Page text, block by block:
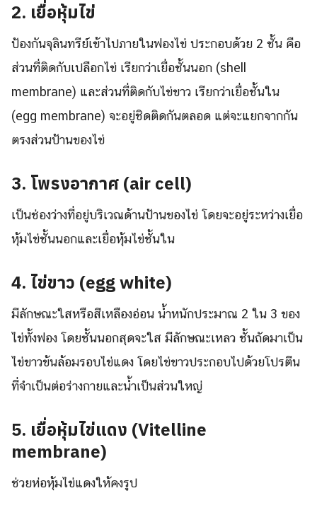
2. เยื่อหุ้มไข่
ป้องกันจุลินทรีย์เข้าไปภายในฟองไข่ ประกอบด้วย 2 ชั้น คือ
ส่วนที่ติดกับเปลือกไข่ เรียกว่าเยื่อชั้นนอก (shell
membrane) และส่วนที่ติดกับไข่ขาว เรียกว่าเยื่อชั้นใน
(egg membrane) จะอยู่ชิดติดกันตลอด แต่จะแยกจากกัน
ตรงส่วนป้านของไข่
3. โพรงอากาศ (air cell)
เป็นช่องว่างที่อยู่บริเวณด้านป้านของไข่ โดยจะอยู่ระหว่างเยื่อ
หุ้มไข่ชั้นนอกและเยื่อหุ้มไข่ชั้นใน
4. ไข่ขาว (egg white)
มีลักษณะใสหรือสีเหลืองอ่อน น้ำหนักประมาณ 2 ใน 3 ของ
ไข่ทั้งฟอง โดยชั้นนอกสุดจะใส มีลักษณะเหลว ชั้นถัดมาเป็น
ไข่ขาวข้นล้อมรอบไข่แดง โดยไข่ขาวประกอบไปด้วยโปรตีน
ที่จำเป็นต่อร่างกายและน้ำเป็นส่วนใหญ่
5. เยื่อหุ้มไข่แดง (Vitelline
membrane)
ช่วยห่อหุ้มไข่แดงให้คงรูป